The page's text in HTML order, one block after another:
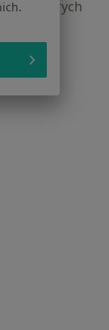
których